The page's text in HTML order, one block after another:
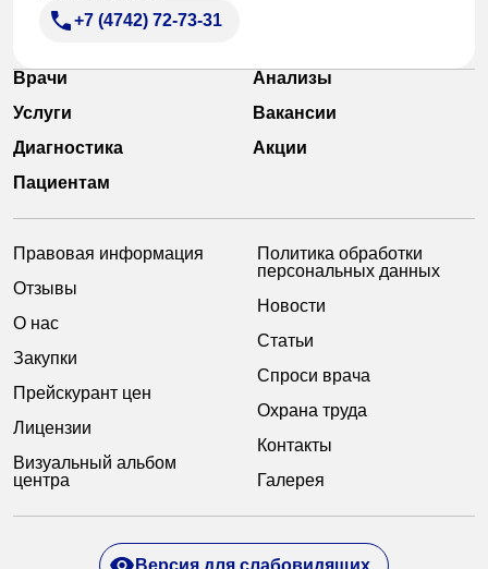
+7 (4742) 72-73-31
Врачи
Анализы
Услуги
Вакансии
Диагностика
Акции
Пациентам
Правовая информация
Отзывы
О нас
Закупки
Прейскурант цен
Лицензии
Визуальный альбом
центра
Политика обработки
персональных данных
Новости
Статьи
Спроси врача
Охрана труда
Контакты
Галерея
Версия для слабовидящих